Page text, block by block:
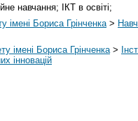
навчання; ІКТ в освіті;
імені Бориса Грінченка >
імені Бориса Грінченка >
інновацій